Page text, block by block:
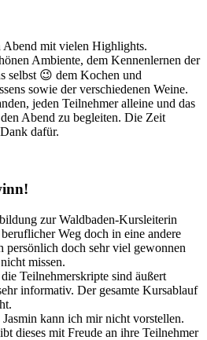
mit vielen Highlights.
Ambiente, dem Kennenlernen der
selbst 😉 dem Kochen und
sowie der verschiedenen Weine.
jeden Teilnehmer alleine und das
Abend zu begleiten. Die Zeit
dafür.
zur Waldbaden-Kursleiterin
Weg doch in eine andere
persönlich doch sehr viel gewonnen
missen.
Teilnehmerskripte sind äußert
informativ. Der gesamte Kursablauf
kann ich mir nicht vorstellen.
dieses mit Freude an ihre Teilnehmer